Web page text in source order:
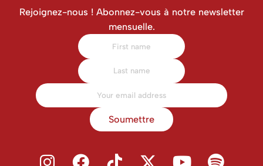
Rejoignez-nous ! Abonnez-vous à notre newsletter
mensuelle.
Soumettre